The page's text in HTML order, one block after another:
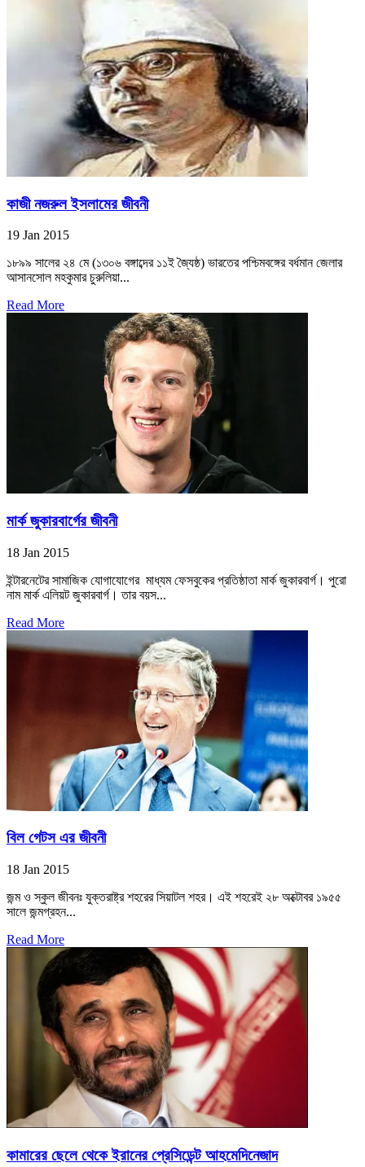
কাজী নজরুল ইসলামের জীবনী
19 Jan 2015
১৮৯৯ সালের ২৪ মে (১৩০৬ বঙ্গাব্দের ১১ই জ্যৈষ্ঠ) ভারতের পশ্চিমবঙ্গের বর্ধমান জেলার
আসানসোল মহকুমার চুরুলিয়া...
Read More
মার্ক জুকারবার্গের জীবনী
18 Jan 2015
ইন্টারনেটের সামাজিক যোগাযোগের মাধ্যম ফেসবুকের প্রতিষ্ঠাতা মার্ক জুকারবার্গ। পুরো
নাম মার্ক এলিয়ট জুকারবার্গ। তার বয়স...
Read More
বিল গেটস এর জীবনী
18 Jan 2015
জন্ম ও স্কুল জীবনঃ যুক্তরাষ্ট্র শহরের সিয়াটল শহর। এই শহরেই ২৮ অক্টোবর ১৯৫৫
সালে জন্মগ্রহন...
Read More
কামারের ছেলে থেকে ইরানের প্রেসিডেন্ট আহমেদিনেজাদ